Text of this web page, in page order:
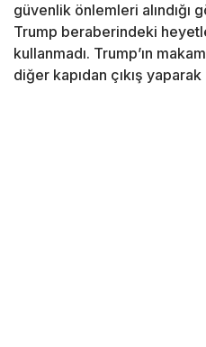
güvenlik önlemleri alındığı
Trump beraberindeki heyetle
kullanmadı. Trump’ın
diğer kapıdan çıkış